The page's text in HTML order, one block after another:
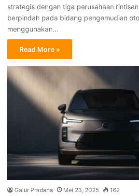
strategis dengan tiga perusahaan
berpindah pada bidang pengemudian
menggunakan…
Read More »
Galur Pradana Mei 23, 2025 162